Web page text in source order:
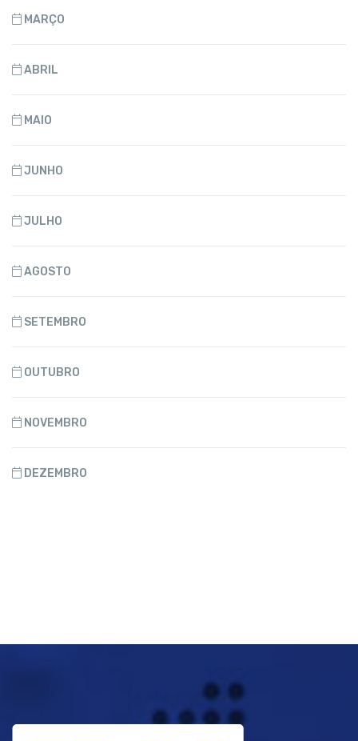
MARÇO
ABRIL
MAIO
JUNHO
JULHO
AGOSTO
SETEMBRO
OUTUBRO
NOVEMBRO
DEZEMBRO